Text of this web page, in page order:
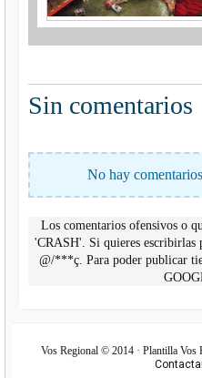
Sin comentarios
No hay
Los comentarios ofensivos o
'CRASH'. Si quieres escribirlas
@/***ç. Para poder publicar
Vos Regional © 2014 · Plantilla